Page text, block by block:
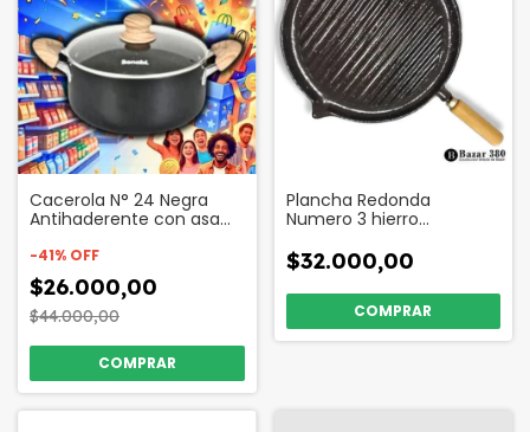
Cacerola N° 24 Negra
Antihaderente con asa
-41% OFF
$26.000,00
$44.000,00
Plancha Redonda
Numero 3 hierro
Madera Codigo 54569
$32.000,00